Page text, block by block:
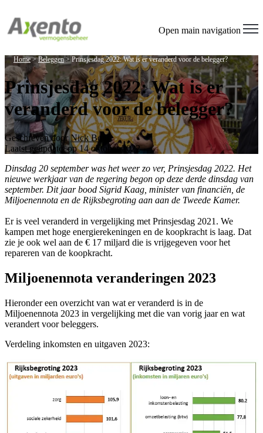
Open main navigation
Home>Beleggen>Prinsjesdag 2022: Wat is er veranderd voor de belegger?
Prinsjesdag 2022: Wat is er
veranderd voor de belegger?
Geschreven doorNick Bond
Laatst geüpdatet op 14 oktober 2022
Dinsdag 20 september was het weer zo ver, Prinsjesdag 2022. Het
nieuwe werkjaar van de regering begon op deze derde dinsdag van
september. Dit jaar bood Sigrid Kaag, minister van financiën, de
Miljoenennota en de Rijksbegroting aan aan de Tweede Kamer.
Er is veel veranderd in vergelijking met Prinsjesdag 2021. We
kampen met hoge energierekeningen en de koopkracht is laag. Dat
zie je ook wel aan de € 17 miljard die is vrijgegeven voor het
repareren van de koopkracht.
Miljoenennota veranderingen 2023
Hieronder een overzicht van wat er veranderd is in de
Miljoenennota 2023 in vergelijking met die van vorig jaar en wat
verandert voor beleggers.
Verdeling inkomsten en uitgaven 2023: